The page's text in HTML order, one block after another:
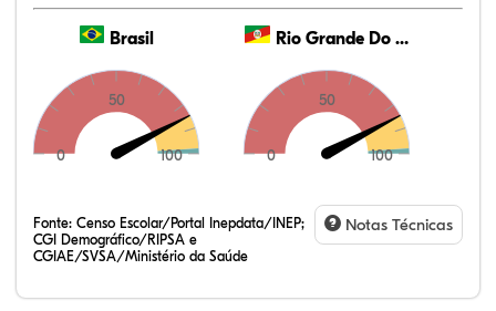
Brasil
0
50
100
Rio Grande Do Sul
0
50
100
Fonte: Censo Escolar/Portal Inepdata/INEP;
CGI Demográfico/RIPSA e
CGIAE/SVSA/Ministério da Saúde
Notas Técnicas